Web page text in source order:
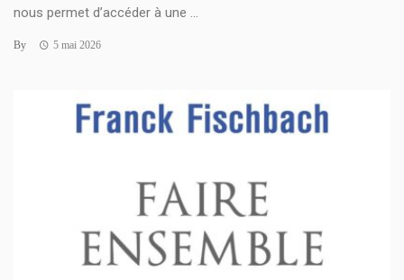
nous permet d’accéder à une ...
By 5 mai 2026